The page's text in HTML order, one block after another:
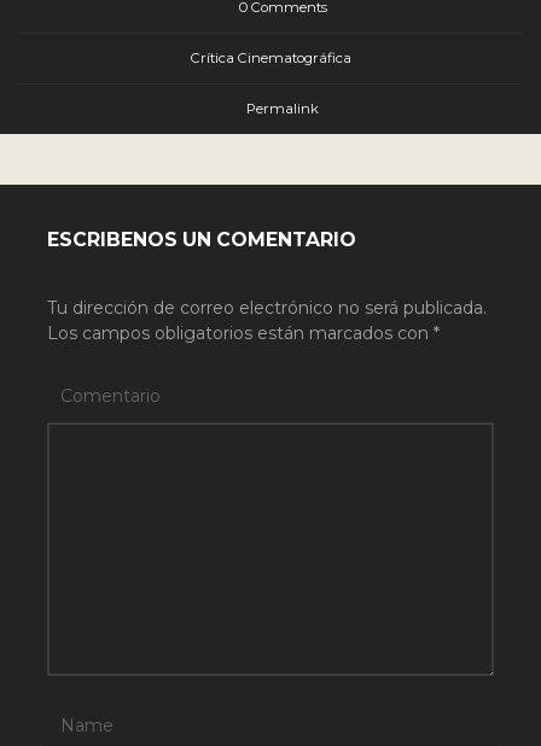
0 Comments
Crítica Cinematográfica
Permalink
ESCRIBENOS UN COMENTARIO
Tu dirección de correo electrónico no será publicada.
Los campos obligatorios están marcados con *
Comentario
Name